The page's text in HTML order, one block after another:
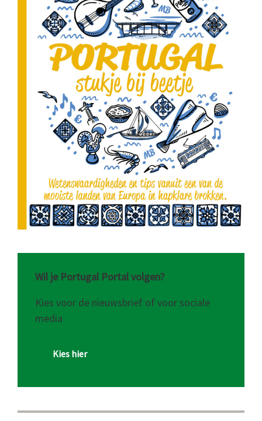
Wil je Portugal Portal volgen?
Kies voor de nieuwsbrief of voor sociale
media
Kies hier